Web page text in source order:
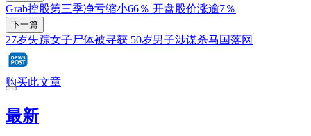
Grab控股第三季净亏缩小66％ 开盘股价涨逾7％
下一篇
27岁失踪女子尸体被寻获 50岁男子涉谋杀马国落网
购买此文章
最新